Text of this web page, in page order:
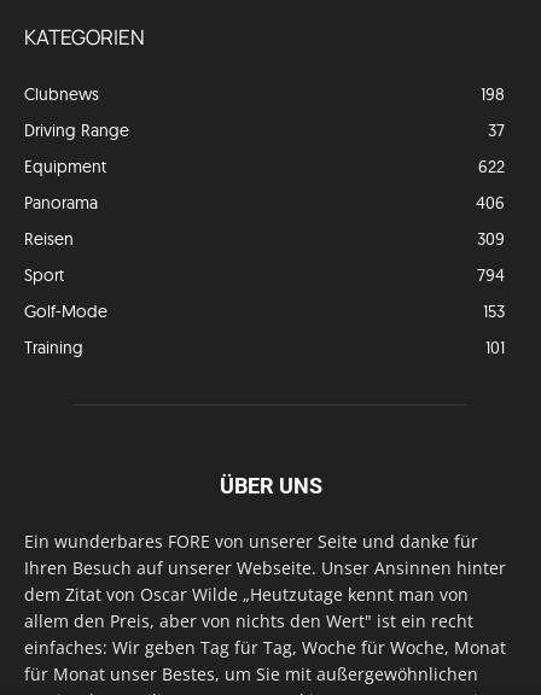
KATEGORIEN
Clubnews
198
Driving Range
37
Equipment
622
Panorama
406
Reisen
309
Sport
794
Golf-Mode
153
Training
101
ÜBER UNS
Ein wunderbares FORE von unserer Seite und danke für
Ihren Besuch auf unserer Webseite. Unser Ansinnen hinter
dem Zitat von Oscar Wilde „Heutzutage kennt man von
allem den Preis, aber von nichts den Wert" ist ein recht
einfaches: Wir geben Tag für Tag, Woche für Woche, Monat
für Monat unser Bestes, um Sie mit außergewöhnlichen